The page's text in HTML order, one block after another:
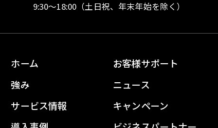
9:30〜18:00 （土日祝、年末年始を除く）
ホーム
強み
サービス情報
お客様サポート
ニュース
キャンペーン